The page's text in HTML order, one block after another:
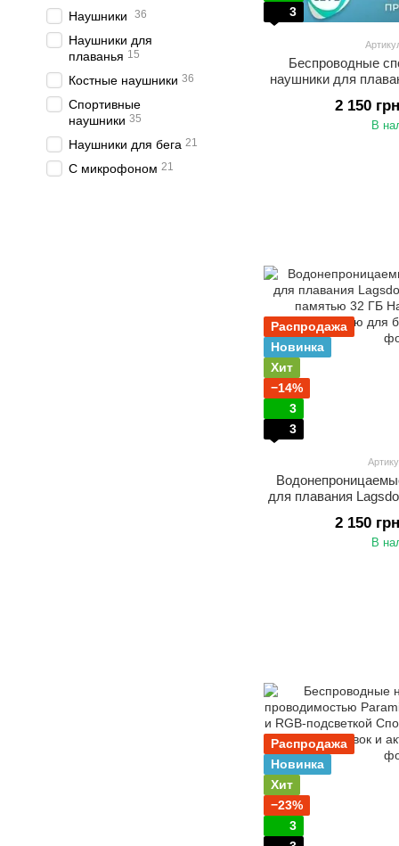
3
Беспроводные
наушники для
2 150 грн
В
Распродажа
Новинка
Хит
−14%
3
3
для плавания
проводимостью
2 150 грн
В
Распродажа
Новинка
Хит
−23%
3
Наушники 36
Наушники для
плаванья 15
Костные наушники 36
Спортивные
наушники 35
Наушники для бега 21
С микрофоном 21